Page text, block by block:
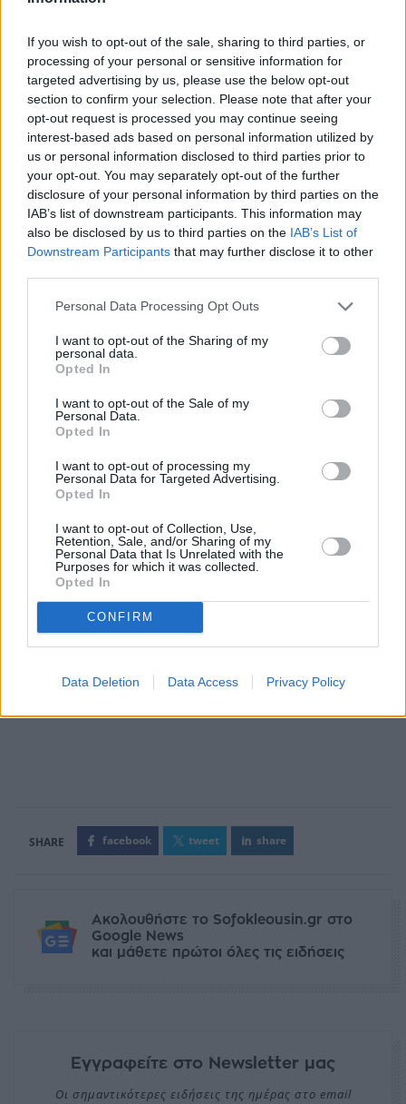
If you wish to opt-out of the sale, sharing to third parties, or
processing of your personal or sensitive information for
targeted advertising by us, please use the below opt-out
section to confirm your selection. Please note that after your
opt-out request is processed you may continue seeing
interest-based ads based on personal information utilized by
us or personal information disclosed to third parties prior to
your opt-out. You may separately opt-out of the further
disclosure of your personal information by third parties on the
IAB’s list of downstream participants. This information may
also be disclosed by us to third parties on the IAB’s List of
Downstream Participants that may further disclose it to other
Personal Data Processing Opt Outs
I want to opt-out of the Sharing of my
personal data.
Opted In
I want to opt-out of the Sale of my
Personal Data.
Opted In
I want to opt-out of processing my
Personal Data for Targeted Advertising.
Opted In
I want to opt-out of Collection, Use,
Retention, Sale, and/or Sharing of my
Personal Data that Is Unrelated with the
Purposes for which it was collected.
Opted In
CONFIRM
Data Deletion Data Access Privacy Policy
facebook tweet share
Ακολουθήστε το Sofokleousin.gr στο
Google News
και μάθετε πρώτοι όλες τις ειδήσεις
Εγγραφείτε στο Newsletter μας
Οι σημαντικότερες ειδήσεις της ημέρας στο email